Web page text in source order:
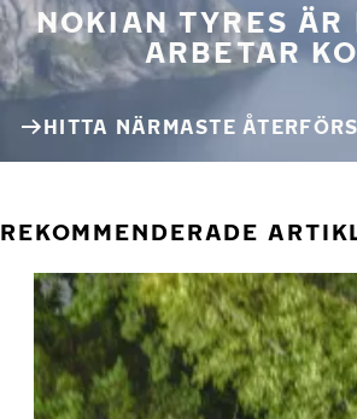
NOKIAN TYRES
ARBETAR
HITTA NÄRMASTE
REKOMMENDERADE